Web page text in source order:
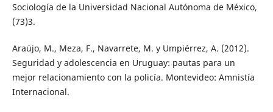
Sociología de la Universidad Nacional Autónoma de México,
(73)3.
Araújo, M., Meza, F., Navarrete, M. y Umpiérrez, A. (2012).
Seguridad y adolescencia en Uruguay: pautas para un
mejor relacionamiento con la policía. Montevideo: Amnistía
Internacional.